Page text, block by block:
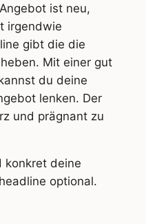
ist neu,
irgendwie
gibt die die
Mit einer gut
du deine
lenken. Der
und prägnant zu
konkret deine
optional.